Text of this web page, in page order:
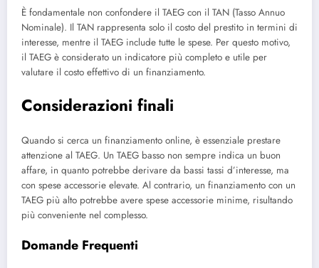
È fondamentale non confondere il TAEG con il TAN (Tasso Annuo
Nominale). Il TAN rappresenta solo il costo del prestito in termini di
interesse, mentre il TAEG include tutte le spese. Per questo motivo,
il TAEG è considerato un indicatore più completo e utile per
valutare il costo effettivo di un finanziamento.
Considerazioni finali
Quando si cerca un finanziamento online, è essenziale prestare
attenzione al TAEG. Un TAEG basso non sempre indica un buon
affare, in quanto potrebbe derivare da bassi tassi d’interesse, ma
con spese accessorie elevate. Al contrario, un finanziamento con un
TAEG più alto potrebbe avere spese accessorie minime, risultando
più conveniente nel complesso.
Domande Frequenti